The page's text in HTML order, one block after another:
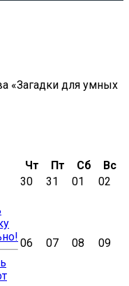
«Загадки для умных
Чт Пт Сб
Вс
30 31 01 02
06 07 08 09